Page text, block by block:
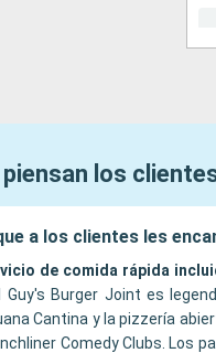
piensan los
a los clientes les
de comida rápida
Guy's Burger Joint es
Cantina y la pizzería
Comedy Clubs. Los